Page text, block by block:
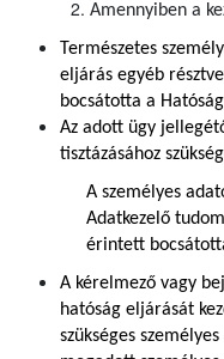
Amennyiben a
Természetes
eljárás egyéb
bocsátotta a
Az adott ügy
tisztázásához
A személyes
Adatkezelő
érintett
A kérelmező vagy
hatóság eljárását
szükséges